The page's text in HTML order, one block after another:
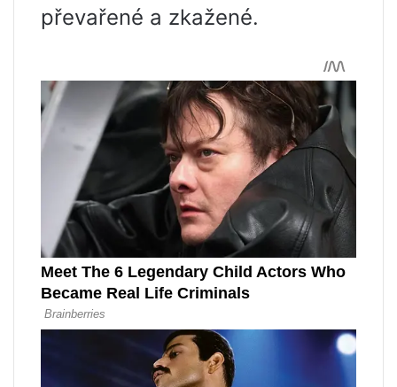
převařené a zkažené.